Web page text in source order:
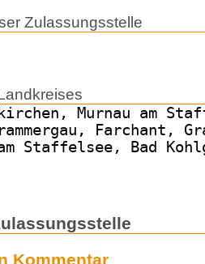
Zulassungsstelle
Murnau am
Farchant,
Staffelsee, Bad
Kommentar